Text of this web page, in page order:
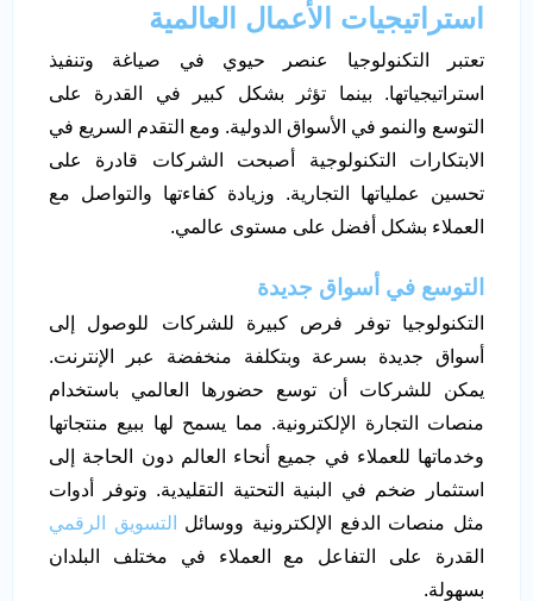
استراتيجيات الأعمال العالمية
تعتبر التكنولوجيا عنصر حيوي في صياغة وتنفيذ
استراتيجياتها. بينما تؤثر بشكل كبير في القدرة على
التوسع والنمو في الأسواق الدولية. ومع التقدم السريع في
الابتكارات التكنولوجية أصبحت الشركات قادرة على
تحسين عملياتها التجارية. وزيادة كفاءتها والتواصل مع
العملاء بشكل أفضل على مستوى عالمي.
التوسع في أسواق جديدة
التكنولوجيا توفر فرص كبيرة للشركات للوصول إلى
أسواق جديدة بسرعة وبتكلفة منخفضة عبر الإنترنت.
يمكن للشركات أن توسع حضورها العالمي باستخدام
منصات التجارة الإلكترونية. مما يسمح لها ببيع منتجاتها
وخدماتها للعملاء في جميع أنحاء العالم دون الحاجة إلى
استثمار ضخم في البنية التحتية التقليدية. وتوفر أدوات
مثل منصات الدفع الإلكترونية ووسائل
التسويق الرقمي
القدرة على التفاعل مع العملاء في مختلف البلدان
بسهولة.